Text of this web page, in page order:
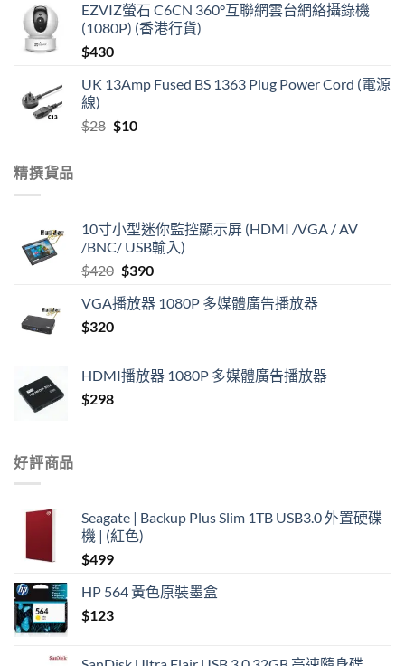
EZVIZ螢石 C6CN 360°互聯網雲台網絡攝錄機
(1080P) (香港行貨)
$430
UK 13Amp Fused BS 1363 Plug Power Cord (電源
線)
$28 Original
$10Current
精撰貨品
10寸小型迷你監控顯示屏 (HDMI /VGA / AV
/BNC/ USB輸入)
$420 Original
was:
$390Current
is:
VGA播放器 1080P 多媒體廣告播放器
$320
HDMI播放器 1080P 多媒體廣告播放器
$298
好評商品
Seagate | Backup Plus Slim 1TB USB3.0 外置硬碟
機 | (紅色)
$499
HP 564 黃色原裝墨盒
$123